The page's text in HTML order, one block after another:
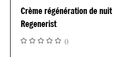
Crème régénération de nuit
Regenerist
()